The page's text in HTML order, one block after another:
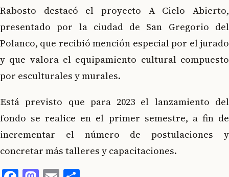
Rabosto destacó el proyecto A Cielo Abierto,
presentado por la ciudad de San Gregorio del
Polanco, que recibió mención especial por el jurado
y que valora el equipamiento cultural compuesto
por esculturales y murales.
Está previsto que para 2023 el lanzamiento del
fondo se realice en el primer semestre, a fin de
incrementar el número de postulaciones y
concretar más talleres y capacitaciones.